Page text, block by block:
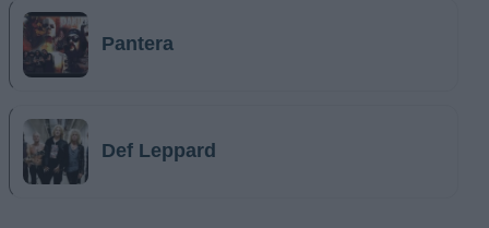
Pantera
Def Leppard